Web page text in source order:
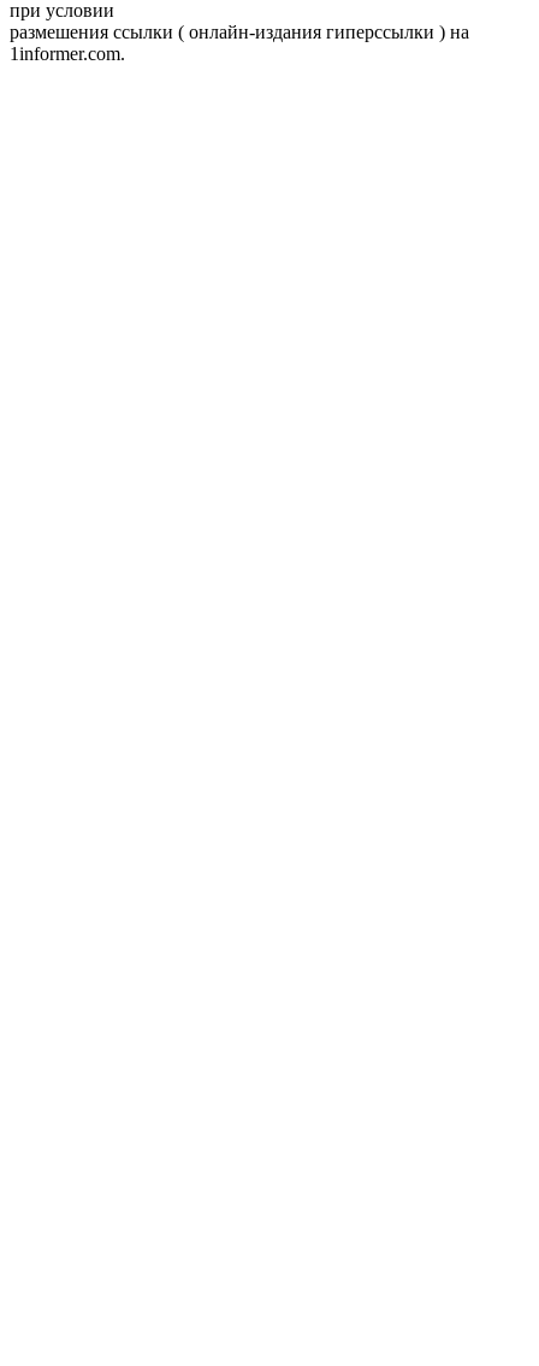
при условии
размешения ссылки ( онлайн-издания гиперссылки ) на
1informer.com.